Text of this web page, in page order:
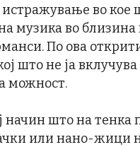
во кое
музика во близина
По ова
што не ја
можност.
начин што на тенка
или нано-жици